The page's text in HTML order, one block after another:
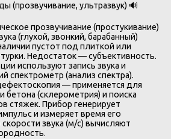
(прозвучивание, ультразвук) 🔊
прозвучивание (простукивание)
(глухой, звонкий, барабанный)
пустот под плиткой или
Недостаток — субъективность.
используют запись звука и
спектрометр (анализ спектра).
— применяется для
бетона (склерометрия) и поиска
стяжек. Прибор генерирует
и измеряет время его
звука (м/с) вычисляют